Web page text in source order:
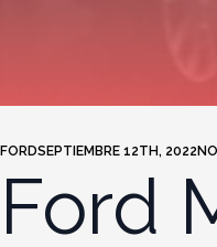
FORDSEPTIEMBRE 12TH, 2022
Ford